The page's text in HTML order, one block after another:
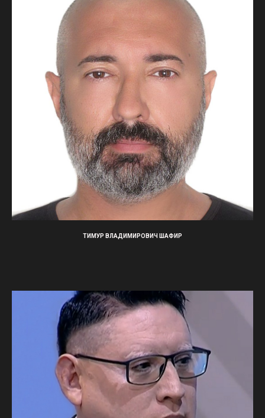
ТИМУР ВЛАДИМИРОВИЧ ШАФИР